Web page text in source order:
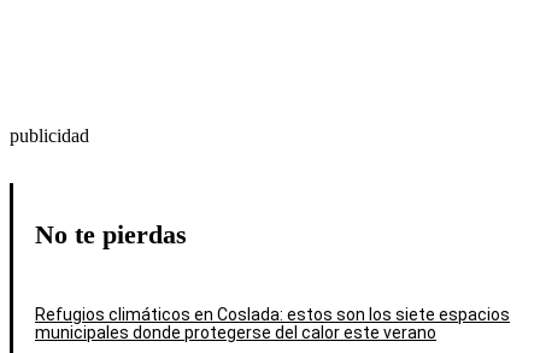
publicidad
No te pierdas
Refugios climáticos en Coslada: estos son los siete espacios
municipales donde protegerse del calor este verano